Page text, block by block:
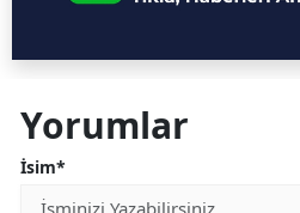
Yorumlar
İsim*